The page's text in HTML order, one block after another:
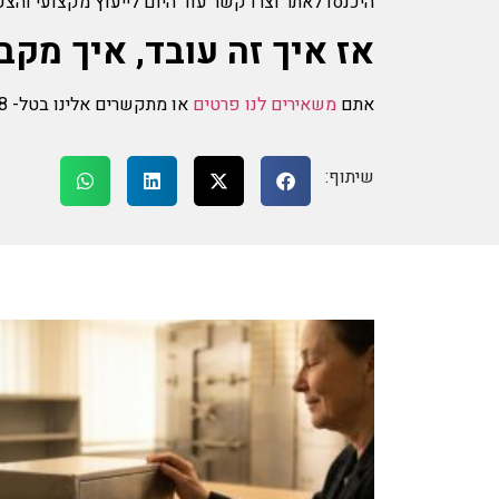
אז איך זה עובד, איך
אתם משאירים לנו פרטים או מתקשרים אלינו בטל- 073-218-7788, ונציגינו המעולים יתנו לכם מענה בתוך זמן קצר עד מידיי, שירות לקוחות מצוין נמצא בראש מעיינינו.
שיתוף: